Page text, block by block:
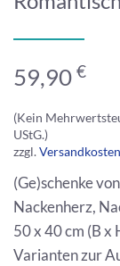
59,90 €
(Kein
UStG.)
zzgl.Versandkosten
(Ge)schenke
Nackenherz,
50 x 40 cm (B
Varianten zur